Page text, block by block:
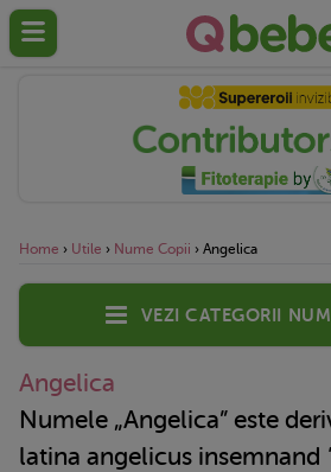
Home › Utile › Nume Copii › Angelica
Vezi categorii
Angelica
Numele „Angelica” este derivat de la forma
latina angelicus insemnand